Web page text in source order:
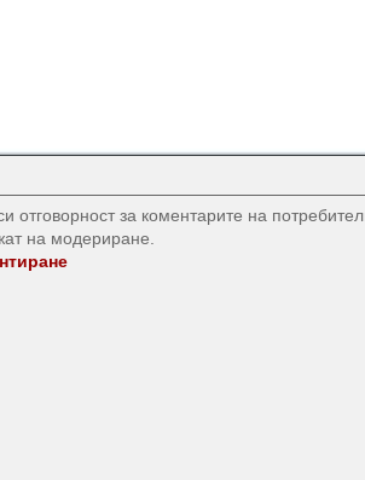
отговорност за коментарите на
на модериране.